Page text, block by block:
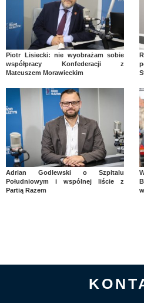
Piotr Lisiecki: nie wyobrażam sobie
współpracy Konfederacji z
Mateuszem Morawieckim
Adrian Godlewski o Szpitalu
Południowym i wspólnej liście z
Partią Razem